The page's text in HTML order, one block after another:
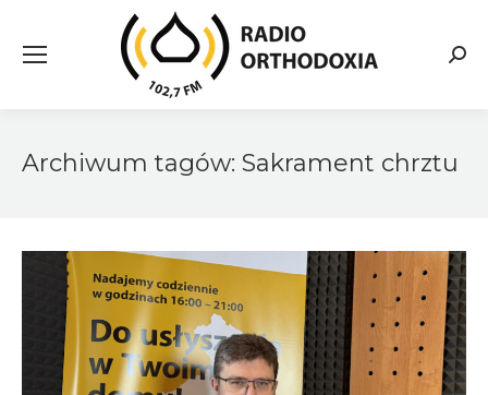
Archiwum tagów: Sakrament chrztu